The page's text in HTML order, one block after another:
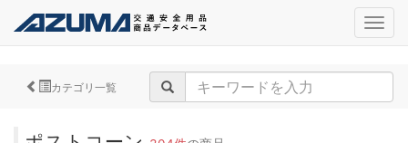
カテゴリ一覧